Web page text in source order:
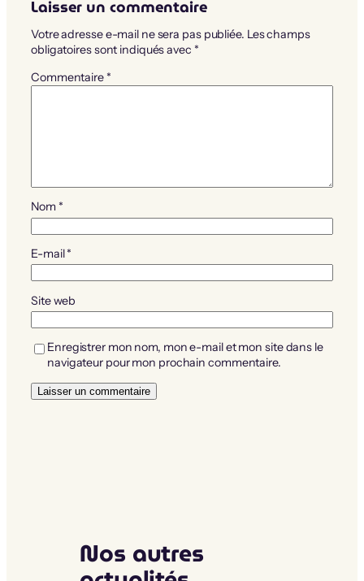
Laisser un commentaire
Votre adresse e-mail ne sera pas publiée. Les champs
obligatoires sont indiqués avec *
Commentaire *
Nom *
E-mail*
Site web
Enregistrer mon nom, mon e-mail et mon site dans le
navigateur pour mon prochain commentaire.
Nos autres